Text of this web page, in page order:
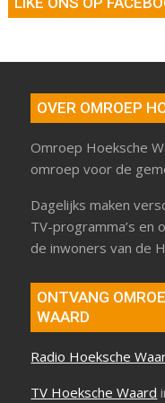
OVER OMROEP
Omroep Hoeksche
omroep voor de
Dagelijks maken
TV-programma’s
de inwoners van de
ONTVANG
WAARD
Radio Hoeksche
TV Hoeksche Waard